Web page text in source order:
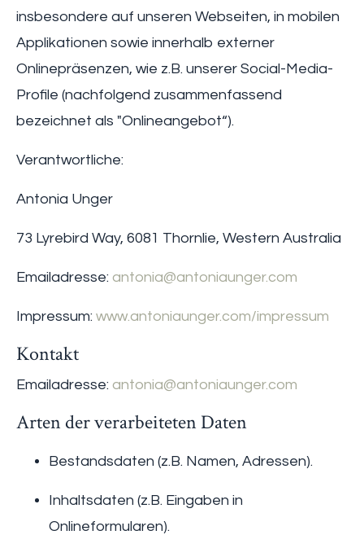
insbesondere auf unseren Webseiten, in mobilen
Applikationen sowie innerhalb externer
Onlinepräsenzen, wie z.B. unserer Social-Media-
Profile (nachfolgend zusammenfassend
bezeichnet als "Onlineangebot“).
Verantwortliche:
Antonia Unger
73 Lyrebird Way, 6081 Thornlie, Western Australia
Emailadresse: antonia@antoniaunger.com
Impressum: www.antoniaunger.com/impressum
Kontakt
Emailadresse: antonia@antoniaunger.com
Arten der verarbeiteten Daten
Bestandsdaten (z.B. Namen, Adressen).
Inhaltsdaten (z.B. Eingaben in
Onlineformularen).